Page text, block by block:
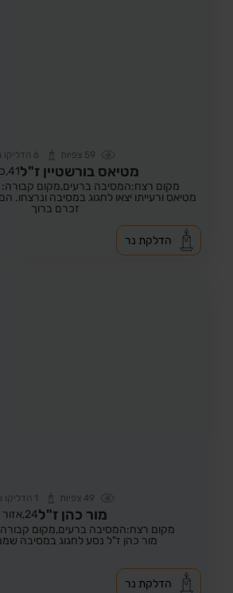
59 צפיות 6 הדליקו
מטיאס בורשטיין ז"ל41,
מקום רצח:המסיבה ברעים,מקום קבורה:
זכרם ברוך
הדלקת נר
49 צפיות 1 הדליקו
מור כהן ז"ל24, אזור
מקום רצח:המסיבה ברעים,מקום
מור כהן ז"ל נסע לחגוג במסיבה
הדלקת נר